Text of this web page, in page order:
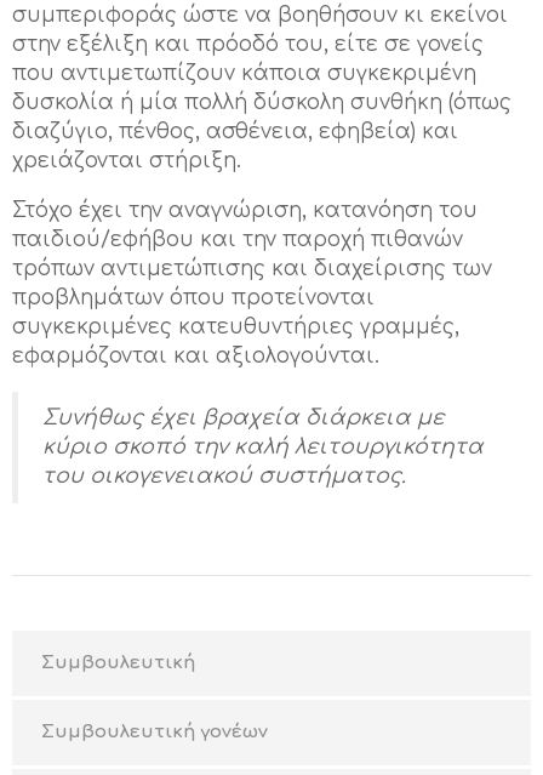
Συμβουλευτική
Συμβουλευτική γονέων
συμπεριφοράς ώστε να βοηθήσουν κι εκείνοι
στην εξέλιξη και πρόοδό του, είτε σε γονείς
που αντιμετωπίζουν κάποια συγκεκριμένη
δυσκολία ή μία πολλή δύσκολη συνθήκη (όπως
διαζύγιο, πένθος, ασθένεια, εφηβεία) και
χρειάζονται στήριξη.
Στόχο έχει την αναγνώριση, κατανόηση του
παιδιού/εφήβου και την παροχή πιθανών
τρόπων αντιμετώπισης και διαχείρισης των
προβλημάτων όπου προτείνονται
συγκεκριμένες κατευθυντήριες γραμμές,
εφαρμόζονται και αξιολογούνται.
Συνήθως έχει βραχεία διάρκεια με
κύριο σκοπό την καλή λειτουργικότητα
του οικογενειακού συστήματος.